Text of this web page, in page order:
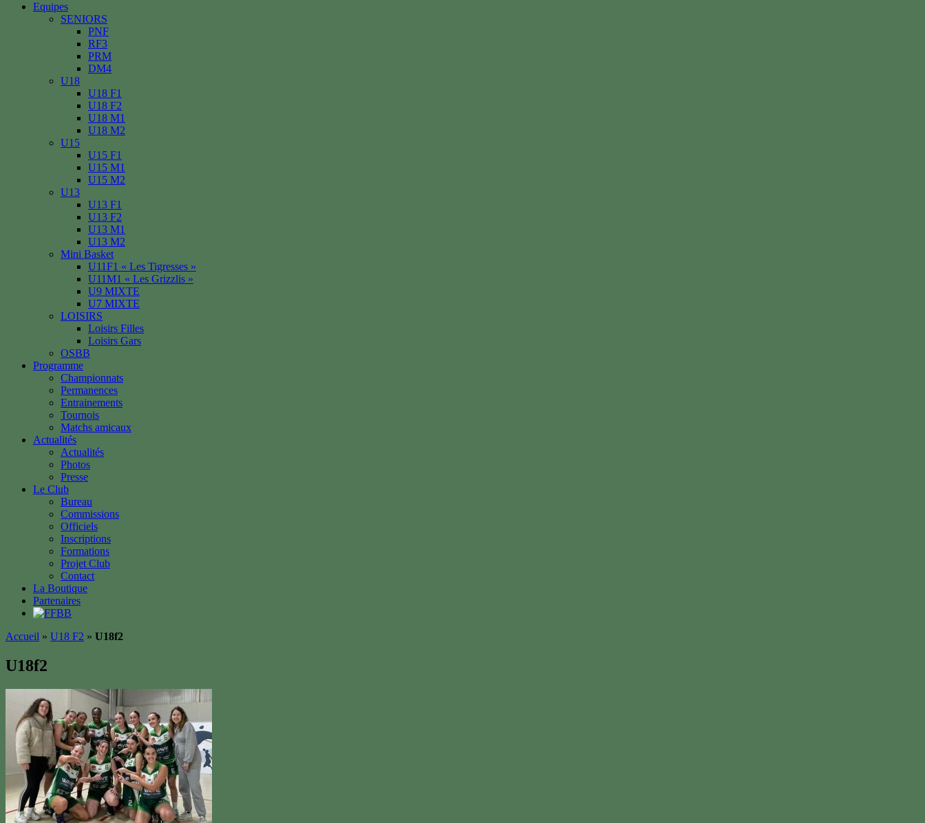
Equipes
SENIORS
PNF
RF3
PRM
DM4
U18
U18 F1
U18 F2
U18 M1
U18 M2
U15
U15 F1
U15 M1
U15 M2
U13
U13 F1
U13 F2
U13 M1
U13 M2
Mini Basket
U11F1 « Les Tigresses »
U11M1 « Les Grizzlis »
U9 MIXTE
U7 MIXTE
LOISIRS
Loisirs Filles
Loisirs Gars
OSBB
Programme
Championnats
Permanences
Entrainements
Tournois
Matchs amicaux
Actualités
Actualités
Photos
Presse
Le Club
Bureau
Commissions
Officiels
Inscriptions
Formations
Projet Club
Contact
La Boutique
Partenaires
Accueil » U18 F2 » U18f2
U18f2